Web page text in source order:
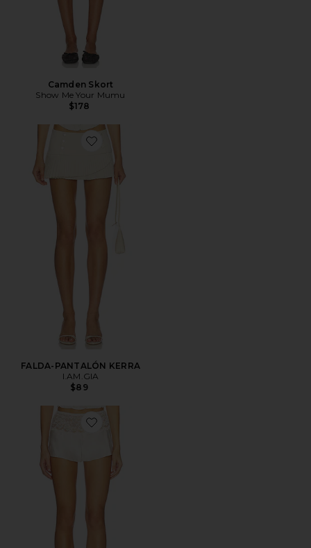
Camden Skort
Show Me Your Mumu
$178
Favorite FALDA-PANTALÓN KERRA
FALDA-PANTALÓN KERRA
I.AM.GIA
$89
Favorite Rosie Silk Short